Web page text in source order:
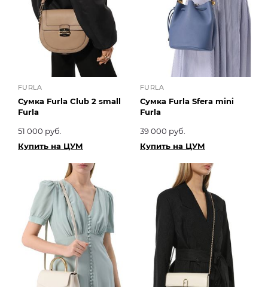
FURLA
Сумка Furla Club 2 small
Furla
51 000 руб.
Купить на ЦУМ
FURLA
Сумка Furla Sfera mini
Furla
39 000 руб.
Купить на ЦУМ